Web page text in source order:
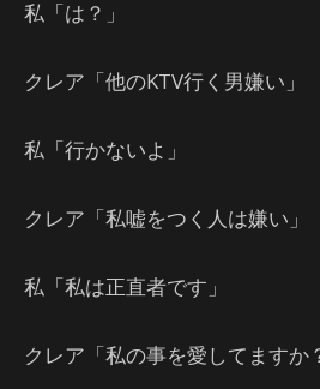
私「は？」
クレア「他のKTV行く男嫌い」
私「行かないよ」
クレア「私嘘をつく人は嫌い」
私「私は正直者です」
クレア「私の事を愛してますか